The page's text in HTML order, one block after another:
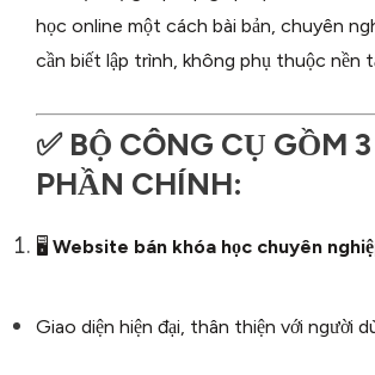
học online một cách bài bản, chuyên
cần biết lập trình, không phụ thuộc nền
✅ BỘ CÔNG CỤ GỒM
PHẦN CHÍNH:
🖥️ Website bán khóa học chuyên
Giao diện hiện đại, thân thiện với người